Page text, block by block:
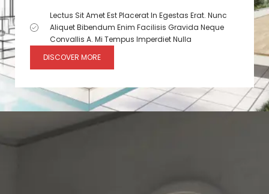
Lectus Sit Amet Est Placerat In Egestas Erat. Nunc
Aliquet Bibendum Enim Facilisis Gravida Neque
Convallis A. Mi Tempus Imperdiet Nulla
DISCOVER MORE